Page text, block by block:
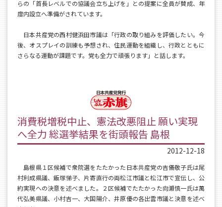
らの「首長レベルでの協議会立ち上げを」との提案に全員が賛成、年
度内設立へ準備がされています。
日本共産党の西村健浜田市議は「行政の取り組みを評価したい。今
後、オスプレイの訓練も予想され、住民運動を組織し、行政とともに
さらなる運動が課題です。党も全力で頑張ります」と話します。
消費税増税中止、憲法改悪阻止 願い実現
へ全力 総選挙結果を街頭報告 島根
2012-12-18
島根県１区候補で衆院選をたたかった日本共産党の吉儀敬子氏は尾
村利成県議、飯塚悌子、片寄直行の両松江市議と松江市で宣伝し、公
約実現への決意を述べました。２区候補でたたかった向瀬慎一氏は萬
代弘美県議、小村吉一、大国陽介、井原優の各出雲市議と決意を述べ